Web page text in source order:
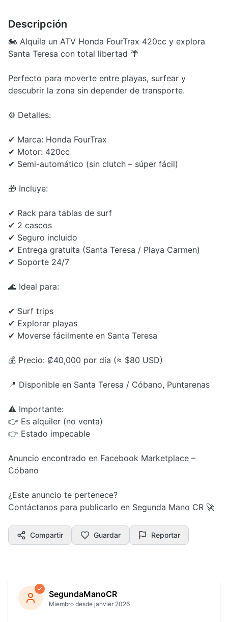
Descripción
🏍️ Alquila un ATV Honda FourTrax 420cc y explora
Santa Teresa con total libertad 🌴
Perfecto para moverte entre playas, surfear y
descubrir la zona sin depender de transporte.
⚙️ Detalles:
✔ Marca: Honda FourTrax
✔ Motor: 420cc
✔ Semi-automático (sin clutch – súper fácil)
🎁 Incluye:
✔ Rack para tablas de surf
✔ 2 cascos
✔ Seguro incluido
✔ Entrega gratuita (Santa Teresa / Playa Carmen)
✔ Soporte 24/7
🌊 Ideal para:
✔ Surf trips
✔ Explorar playas
✔ Moverse fácilmente en Santa Teresa
💰 Precio: ₡40,000 por día (≈ $80 USD)
📍 Disponible en Santa Teresa / Cóbano, Puntarenas
⚠️ Importante:
👉 Es alquiler (no venta)
👉 Estado impecable
Anuncio encontrado en Facebook Marketplace –
Cóbano
¿Este anuncio te pertenece?
Contáctanos para publicarlo en Segunda Mano CR 🚀
Compartir Guardar Reportar
SegundaManoCR
Miembro desde janvier 2026